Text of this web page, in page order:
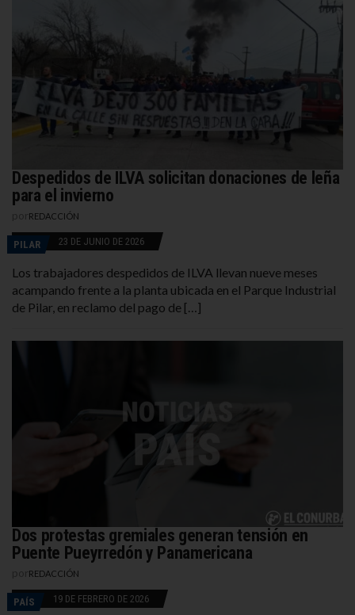
Despedidos de ILVA solicitan donaciones de leña
para el invierno
REDACCIÓN
PILAR 23 DE JUNIO DE 2026
Los trabajadores despedidos de ILVA llevan nueve meses
acampando frente a la planta ubicada en el Parque Industrial
de Pilar, en reclamo del pago de […]
Dos protestas gremiales generan tensión en
Puente Pueyrredón y Panamericana
REDACCIÓN
PAÍS 19 DE FEBRERO DE 2026